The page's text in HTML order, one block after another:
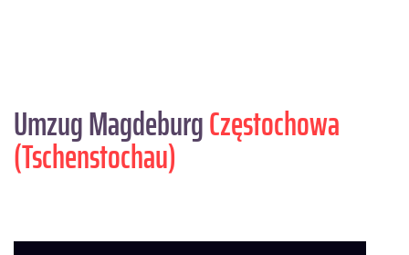
Umzug MagdeburgCzęstochowa
(Tschenstochau)